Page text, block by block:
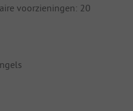
voorzieningen: 20